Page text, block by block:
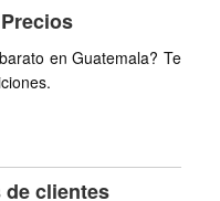
en Guatemala? Te
de clientes